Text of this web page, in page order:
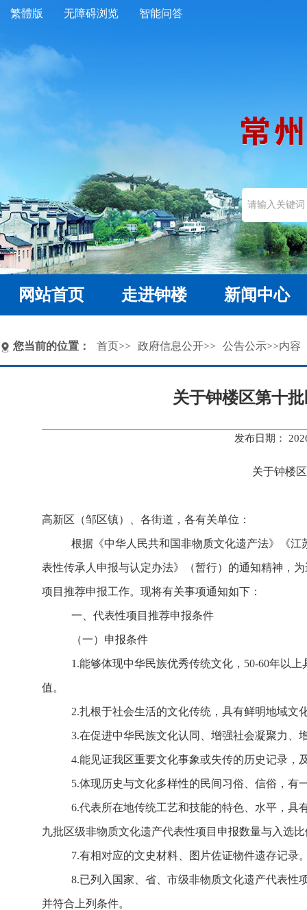
繁體版 无障碍浏览 智能问答
网站首页 走进钟楼 新闻中心
您当前的位置： 首页>> 政府信息公开>> 公告公示>>内容
关于钟楼区第十
发布日期：
关于钟楼
高新区 （邹区镇） 、各街道，各有关单位：
根据《中华人民共和国非物质文化遗产法》《
表性传承人申报与认定办法》（暂行）的通知精神，
项目推荐申报工作。现将有关事项通知如下：
一、代表性项目推荐申报条件
（一）申报条件
1.能够体现中华民族优秀传统文化， 50-60年以上
值。
2.扎根于社会生活的文化传统，具有鲜明地域文
3.在促进中华民族文化认同、增强社会凝聚力、
4.能见证我区重要文化事象或失传的历史记录，
5.体现历史与文化多样性的民间习俗、信俗，有
6.代表所在地传统工艺和技能的特色、水平，具
九批区级非物质文化遗产代表性项目申报数量与入选
7.有相对应的文史材料、图片佐证物件遗存记录
8.已列入国家、省、市级非物质文化遗产代表性
并符合上列条件。